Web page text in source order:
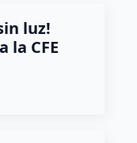
luz!
la CFE